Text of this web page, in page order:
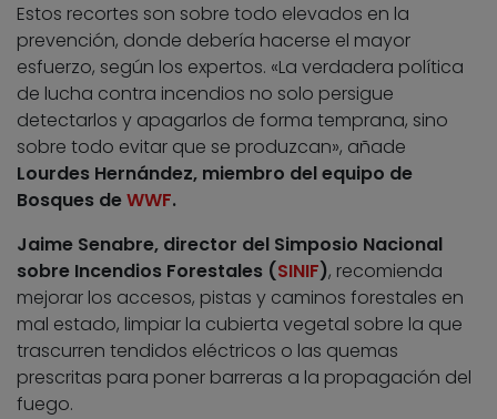
Estos recortes son sobre todo elevados en la
prevención, donde debería hacerse el mayor
esfuerzo, según los expertos. «La verdadera política
de lucha contra incendios no solo persigue
detectarlos y apagarlos de forma temprana, sino
sobre todo evitar que se produzcan», añade
Lourdes Hernández, miembro del equipo de
Bosques deWWF.
Jaime Senabre, director del Simposio Nacional
sobre Incendios Forestales (SINIF), recomienda
mejorar los accesos, pistas y caminos forestales en
mal estado, limpiar la cubierta vegetal sobre la que
trascurren tendidos eléctricos o las quemas
prescritas para poner barreras a la propagación del
fuego.